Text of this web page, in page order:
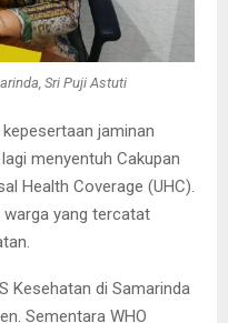
Sri Puji Astuti
jaminan
menyentuh Cakupan
Health Coverage (UHC).
yang tercatat
Kesehatan di Samarinda
Sementara WHO